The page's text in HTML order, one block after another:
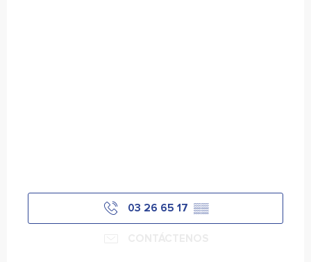
03 26 65 17 ▒▒